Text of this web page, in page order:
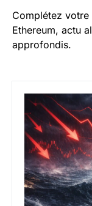
Complétez
Ethereum, actu
approfondis.
OpenSea